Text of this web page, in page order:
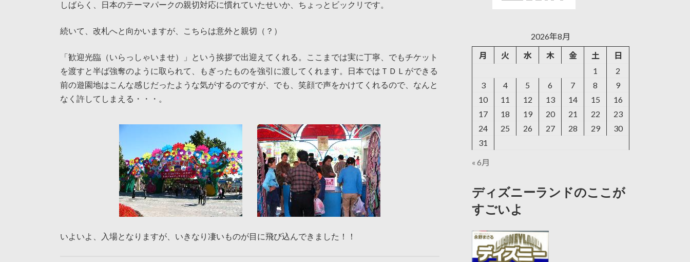
しばらく、日本のテーマパークの親切対応に慣れていたせいか、ちょっとビックリです。
続いて、改札へと向かいますが、こちらは意外と親切（？）
「歓迎光臨（いらっしゃいませ）」という挨拶で出迎えてくれる。ここまでは実に丁寧、でもチケット
を渡すと半ば強奪のように取られて、もぎったものを強引に渡してくれます。日本ではＴＤＬができる
前の遊園地はこんな感じだったような気がするのですが、でも、笑顔で声をかけてくれるので、なんと
なく許してしまえる・・・。
いよいよ、入場となりますが、いきなり凄いものが目に飛び込んできました！！
2026年8月
月
火 水 木 金 土
日
1
2
3
4 5 6 7 8
9
10
11 12 13 14 15
16
17
18 19 20 21 22
23
24
25 26 27 28 29
30
31
« 6月
ディズニーランドのここが
すごいよ